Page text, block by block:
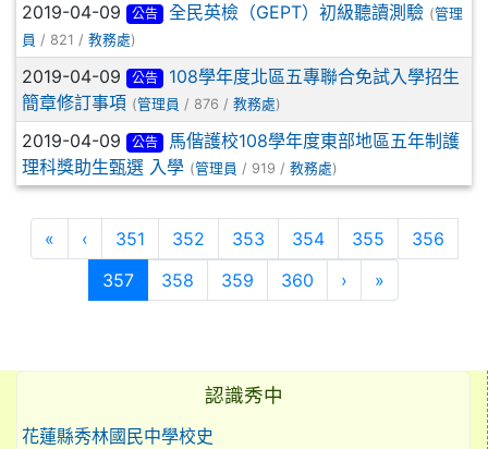
2019-04-09 公告 全民英檢（GEPT）初級聽讀測驗 (管理
員 / 821 / 教務處)
2019-04-09 公告
108學年度北區五專聯合免試入學招生
簡章修訂事項 (管理員 / 876 / 教務處)
2019-04-09 公告
馬偕護校108學年度東部地區五年制護
理科獎助生甄選 入學 (管理員 / 919 / 教務處)
«第一頁
‹上一頁
351 352 353 354 355
356
357(目前頁次)
358 359 360 › 下一頁
»
認識秀中
花蓮縣秀林國民中學校史